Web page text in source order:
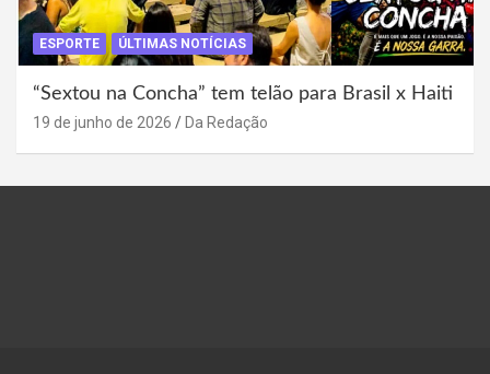
ESPORTE ÚLTIMAS NOTÍCIAS
“Sextou na Concha” tem telão para Brasil x Haiti
19 de junho de 2026 Da Redação